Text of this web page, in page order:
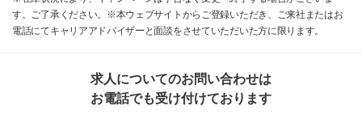
す。ご了承ください。※本ウェブサイトからご登録いただき、ご来社またはお
電話にてキャリアアドバイザーと面談をさせていただいた方に限ります。
求人についてのお問い合わせは
お電話でも受け付けております